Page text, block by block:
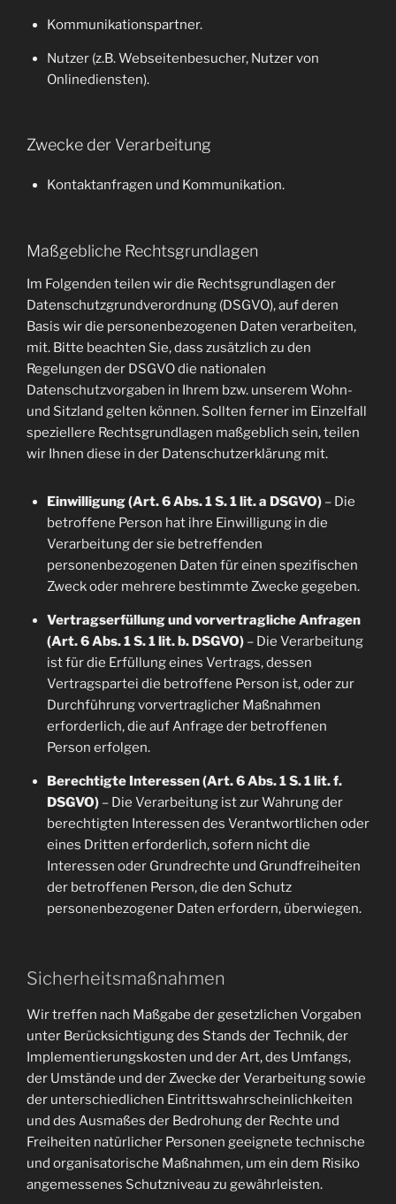
Kommunikationspartner.
Nutzer (z.B. Webseitenbesucher, Nutzer von
Onlinediensten).
Zwecke der Verarbeitung
Kontaktanfragen und Kommunikation.
Maßgebliche Rechtsgrundlagen
Im Folgenden teilen wir die Rechtsgrundlagen der
Datenschutzgrundverordnung (DSGVO), auf deren
Basis wir die personenbezogenen Daten verarbeiten,
mit. Bitte beachten Sie, dass zusätzlich zu den
Regelungen der DSGVO die nationalen
Datenschutzvorgaben in Ihrem bzw. unserem Wohn-
und Sitzland gelten können. Sollten ferner im Einzelfall
speziellere Rechtsgrundlagen maßgeblich sein, teilen
wir Ihnen diese in der Datenschutzerklärung mit.
Einwilligung (Art. 6 Abs. 1 S. 1 lit. a DSGVO)– Die
betroffene Person hat ihre Einwilligung in die
Verarbeitung der sie betreffenden
personenbezogenen Daten für einen spezifischen
Zweck oder mehrere bestimmte Zwecke gegeben.
Vertragserfüllung und vorvertragliche Anfragen
(Art. 6 Abs. 1 S. 1 lit. b. DSGVO)– Die Verarbeitung
ist für die Erfüllung eines Vertrags, dessen
Vertragspartei die betroffene Person ist, oder zur
Durchführung vorvertraglicher Maßnahmen
erforderlich, die auf Anfrage der betroffenen
Person erfolgen.
Berechtigte Interessen (Art. 6 Abs. 1 S. 1 lit. f.
DSGVO)– Die Verarbeitung ist zur Wahrung der
berechtigten Interessen des Verantwortlichen oder
eines Dritten erforderlich, sofern nicht die
Interessen oder Grundrechte und Grundfreiheiten
der betroffenen Person, die den Schutz
personenbezogener Daten erfordern, überwiegen.
Sicherheitsmaßnahmen
Wir treffen nach Maßgabe der gesetzlichen Vorgaben
unter Berücksichtigung des Stands der Technik, der
Implementierungskosten und der Art, des Umfangs,
der Umstände und der Zwecke der Verarbeitung sowie
der unterschiedlichen Eintrittswahrscheinlichkeiten
und des Ausmaßes der Bedrohung der Rechte und
Freiheiten natürlicher Personen geeignete technische
und organisatorische Maßnahmen, um ein dem Risiko
angemessenes Schutzniveau zu gewährleisten.